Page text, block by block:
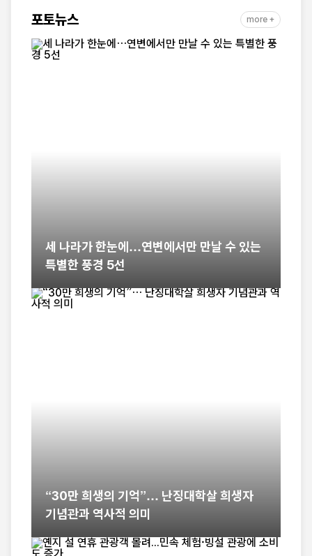
포토뉴스 more +
세 나라가 한눈에…연변에서만 만날 수 있는
특별한 풍경 5선
“30만 희생의 기억”… 난징대학살 희생자
기념관과 역사적 의미